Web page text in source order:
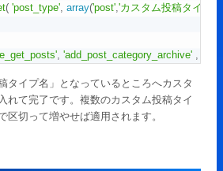
( 'post_type', array('post','カスタム投稿タイプ
, 'add_post_category_archive' ,
タイプ名」となっているところへカスタ
れて完了です。複数のカスタム投稿タイ
区切って増やせば適用されます。